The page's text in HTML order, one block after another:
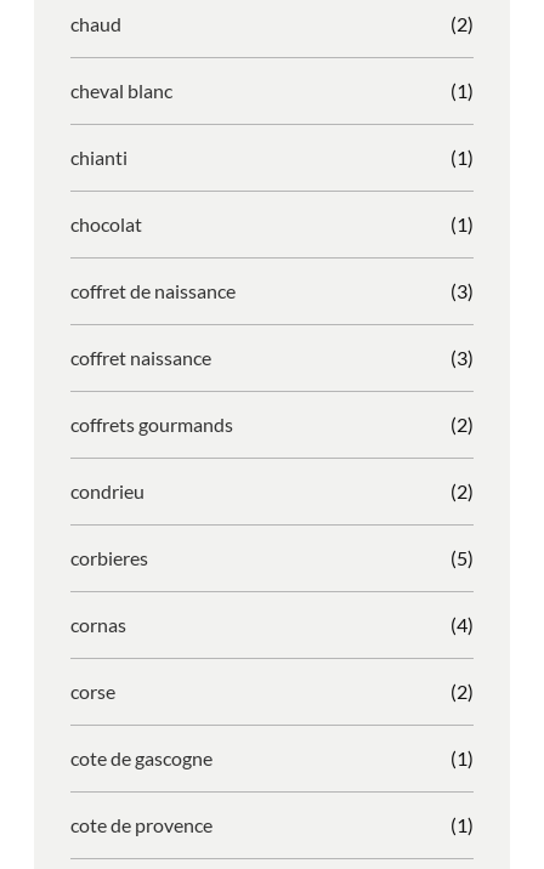
chaud (2)
cheval blanc (1)
chianti (1)
chocolat (1)
coffret de naissance (3)
coffret naissance (3)
coffrets gourmands (2)
condrieu (2)
corbieres (5)
cornas (4)
corse (2)
cote de gascogne (1)
cote de provence (1)